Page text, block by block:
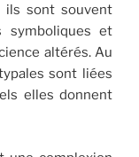
ils sont souvent
symboliques et
altérés. Au
sont liées
elles donnent